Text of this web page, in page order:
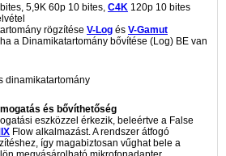
5,9K 60p 10 bites, C4K 120p 10 bites
rögzítése V-Log és V-Gamut
a Dinamikatartomány bővítése (Log) BE van
és bővíthetőség
eszközzel érkezik, beleértve a False
Flow alkalmazást. A rendszer átfogó
így magabiztosan vűghat bele a